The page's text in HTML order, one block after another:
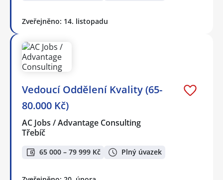
Zveřejněno: 14. listopadu
Vedoucí Oddělení Kvality (65-
80.000 Kč)
AC Jobs / Advantage Consulting
Třebíč
65 000 – 79 999 Kč Plný úvazek